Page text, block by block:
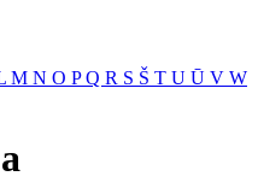
M N O PQ R S Š T U Ū V W